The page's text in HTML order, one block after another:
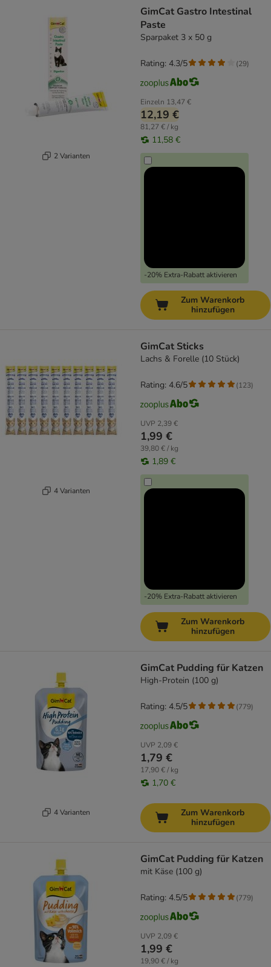
2 Varianten
GimCat Gastro Intestinal
Paste
Sparpaket 3 x 50 g
Einzeln 13,47 €
12,19 €
81,27 € / kg
11,58 €
-20% Extra-Rabatt aktivieren
Rating: 4.3/5 (29)
Zum Warenkorb
hinzufügen
4 Varianten
GimCat Sticks
Lachs & Forelle (10 Stück)
UVP 2,39 €
1,99 €
39,80 € / kg
1,89 €
-20% Extra-Rabatt aktivieren
Rating: 4.6/5 (123)
Zum Warenkorb
hinzufügen
4 Varianten
GimCat Pudding für Katzen
High-Protein (100 g)
UVP 2,09 €
1,79 €
17,90 € / kg
1,70 €
Rating: 4.5/5 (779)
Zum Warenkorb
hinzufügen
GimCat Pudding für Katzen
mit Käse (100 g)
UVP 2,09 €
1,99 €
19,90 € / kg
Rating: 4.5/5 (779)